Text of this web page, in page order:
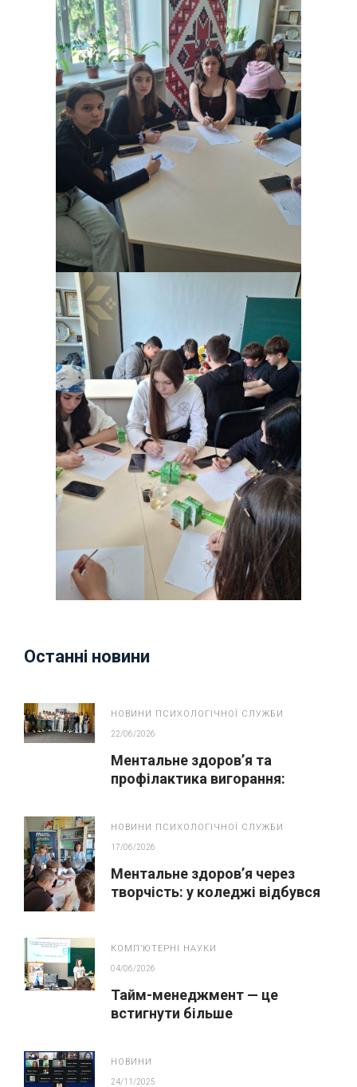
Останні новини
НОВИНИ ПСИХОЛОГІЧНОЇ СЛУЖБИ
22/06/2026
Ментальне здоров’я та
профілактика вигорання:
НОВИНИ ПСИХОЛОГІЧНОЇ СЛУЖБИ
17/06/2026
Ментальне здоров’я через
творчість: у коледжі відбувся
КОМПʼЮТЕРНІ НАУКИ
04/06/2026
Тайм-менеджмент — це
встигнути більше
НОВИНИ
24/11/2025